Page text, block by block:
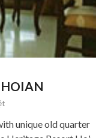
HOIAN
unique old quarter